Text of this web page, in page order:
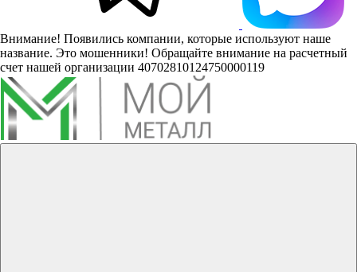
Внимание! Появились компании, которые используют наше
название. Это мошенники! Обращайте внимание на расчетный
счет нашей организации 40702810124750000119